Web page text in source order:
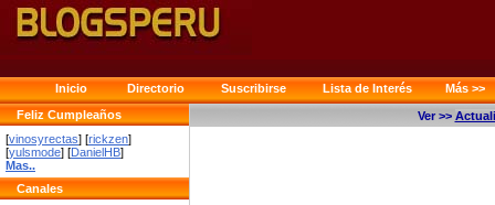
Inicio Directorio Suscribirse Lista de Interés
Más >>
Feliz Cumpleaños
[vinosyrectas] [rickzen]
[yulsmode] [DanielHB]
Mas..
Canales
Ver >>